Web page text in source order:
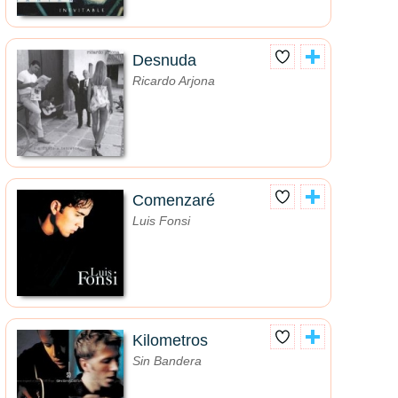
Desnuda
Ricardo Arjona
Comenzaré
Luis Fonsi
Kilometros
Sin Bandera